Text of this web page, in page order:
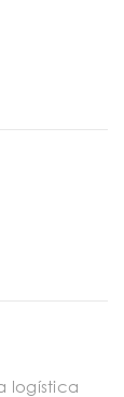
logística